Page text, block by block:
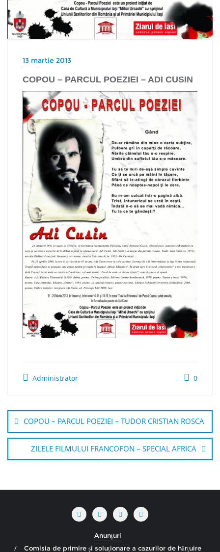
13 martie 2013
COPOU – PARCUL POEZIEI – ADI CUSIN
Administrator 0
în
articole
COPOU – PARCUL POEZIEI – TUDOR CRISTIAN ROSCA
ZILELE FILMULUI FRANCOFON – SPECIAL AFRICA
Anunțuri
Comisia de primire și soluționare a cazurilor de hărțuire